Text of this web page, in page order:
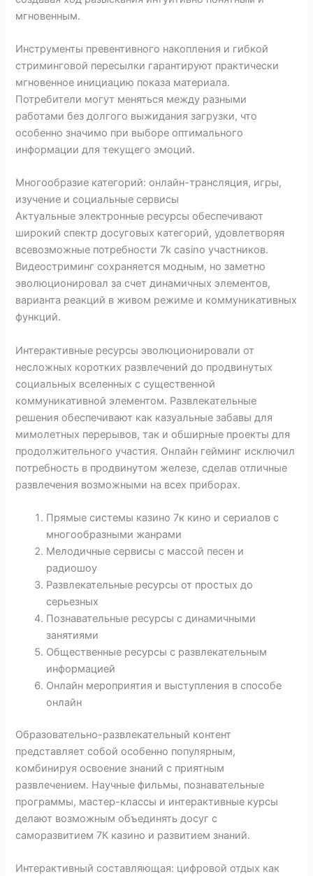
мгновенным.
Инструменты превентивного накопления и гибкой
стриминговой пересылки гарантируют практически
мгновенное инициацию показа материала.
Потребители могут меняться между разными
работами без долгого выжидания загрузки, что
особенно значимо при выборе оптимального
информации для текущего эмоций.
Многообразие категорий: онлайн-трансляция, игры,
изучение и социальные сервисы
Актуальные электронные ресурсы обеспечивают
широкий спектр досуговых категорий, удовлетворяя
всевозможные потребности 7k casino участников.
Видеостриминг сохраняется модным, но заметно
эволюционировал за счет динамичных элементов,
варианта реакций в живом режиме и коммуникативных
функций.
Интерактивные ресурсы эволюционировали от
несложных коротких развлечений до продвинутых
социальных вселенных с существенной
коммуникативной элементом. Развлекательные
решения обеспечивают как казуальные забавы для
мимолетных перерывов, так и обширные проекты для
продолжительного участия. Онлайн гейминг исключил
потребность в продвинутом железе, сделав отличные
развлечения возможными на всех приборах.
Прямые системы казино 7к кино и сериалов с
многообразными жанрами
Мелодичные сервисы с массой песен и
радиошоу
Развлекательные ресурсы от простых до
серьезных
Познавательные ресурсы с динамичными
занятиями
Общественные ресурсы с развлекательным
информацией
Онлайн мероприятия и выступления в способе
онлайн
Образовательно-развлекательный контент
представляет собой особенно популярным,
комбинируя освоение знаний с приятным
развлечением. Научные фильмы, познавательные
программы, мастер-классы и интерактивные курсы
делают возможным объединять досуг с
саморазвитием 7К казино и развитием знаний.
Интерактивный составляющая: цифровой отдых как